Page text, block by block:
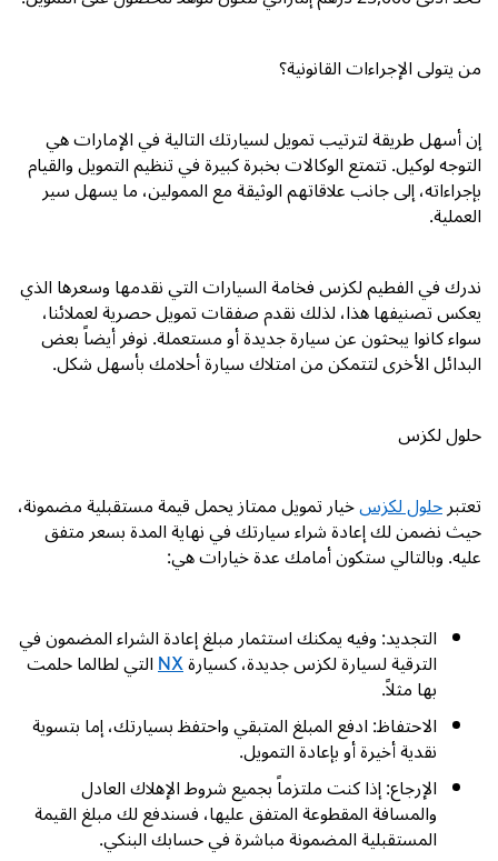
من يتولى الإجراءات القانونية؟
إن أسهل طريقة لترتيب تمويل لسيارتك التالية في الإمارات هي
التوجه لوكيل. تتمتع الوكالات بخبرة كبيرة في تنظيم التمويل والقيام
بإجراءاته، إلى جانب علاقاتهم الوثيقة مع الممولين، ما يسهل سير
العملية.
ندرك في الفطيم لكزس فخامة السيارات التي نقدمها وسعرها الذي
يعكس تصنيفها هذا، لذلك نقدم صفقات تمويل حصرية لعملائنا،
سواء كانوا يبحثون عن سيارة جديدة أو مستعملة. نوفر أيضاً بعض
البدائل الأخرى لتتمكن من امتلاك سيارة أحلامك بأسهل شكل.
حلول لكزس
تعتبرحلول لكزسخيار تمويل ممتاز يحمل قيمة مستقبلية مضمونة،
حيث نضمن لك إعادة شراء سيارتك في نهاية المدة بسعر متفق
عليه. وبالتالي ستكون أمامك عدة خيارات هي:
التجديد: وفيه يمكنك استثمار مبلغ إعادة الشراء المضمون في
الترقية لسيارة لكزس جديدة، كسيارةNXالتي لطالما حلمت
بها مثلاً.
الاحتفاظ: ادفع المبلغ المتبقي واحتفظ بسيارتك، إما بتسوية
نقدية أخيرة أو بإعادة التمويل.
الإرجاع: إذا كنت ملتزماً بجميع شروط الإهلاك العادل
والمسافة المقطوعة المتفق عليها، فسندفع لك مبلغ القيمة
المستقبلية المضمونة مباشرة في حسابك البنكي.